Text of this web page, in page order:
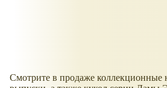
Смотрите в продаже коллекционные